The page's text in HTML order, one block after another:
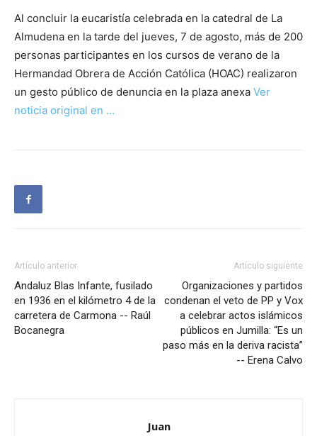
Al concluir la eucaristía celebrada en la catedral de La
Almudena en la tarde del jueves, 7 de agosto, más de 200
personas participantes en los cursos de verano de la
Hermandad Obrera de Acción Católica (HOAC) realizaron
un gesto público de denuncia en la plaza anexa Ver
noticia original en …
Artículo anterior
Andaluz Blas Infante, fusilado
en 1936 en el kilómetro 4 de la
carretera de Carmona -- Raúl
Bocanegra
Artículo siguiente
Organizaciones y partidos
condenan el veto de PP y Vox
a celebrar actos islámicos
públicos en Jumilla: “Es un
paso más en la deriva racista”
-- Erena Calvo
Juan